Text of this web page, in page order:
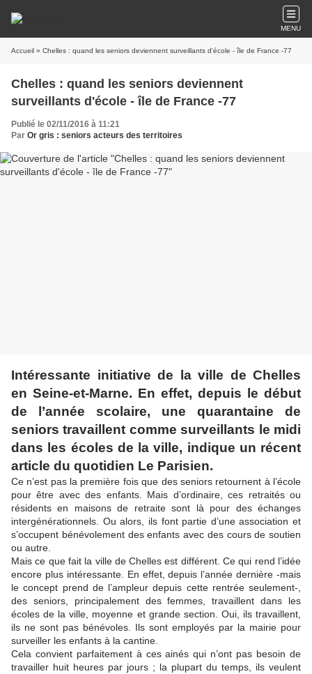
MENU
Accueil » Chelles : quand les seniors deviennent surveillants d'école - île de France -77
Chelles : quand les seniors deviennent
surveillants d'école - île de France -77
Publié le 02/11/2016 à 11:21
Par Or gris : seniors acteurs des territoires
Intéressante initiative de la ville de Chelles
en Seine-et-Marne. En effet, depuis le début
de l’année scolaire, une quarantaine de
seniors travaillent comme surveillants le midi
dans les écoles de la ville, indique un récent
article du quotidien Le Parisien.
Ce n’est pas la première fois que des seniors retournent à l’école
pour être avec des enfants. Mais d’ordinaire, ces retraités ou
résidents en maisons de retraite sont là pour des échanges
intergénérationnels. Ou alors, ils font partie d’une association et
s’occupent bénévolement des enfants avec des cours de soutien
ou autre.
Mais ce que fait la ville de Chelles est différent. Ce qui rend l’idée
encore plus intéressante. En effet, depuis l’année dernière -mais
le concept prend de l’ampleur depuis cette rentrée seulement-,
des seniors, principalement des femmes, travaillent dans les
écoles de la ville, moyenne et grande section. Oui, ils travaillent,
ils ne sont pas bénévoles. Ils sont employés par la mairie pour
surveiller les enfants à la cantine.
Cela convient parfaitement à ces ainés qui n’ont pas besoin de
travailler huit heures par jours ; la plupart du temps, ils veulent